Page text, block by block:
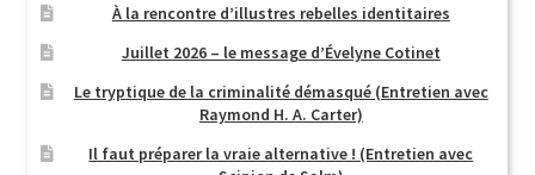
À la rencontre d’illustres rebelles identitaires
Juillet 2026 – le message d’Évelyne Cotinet
Le tryptique de la criminalité démasqué (Entretien avec
Raymond H. A. Carter)
Il faut préparer la vraie alternative ! (Entretien avec